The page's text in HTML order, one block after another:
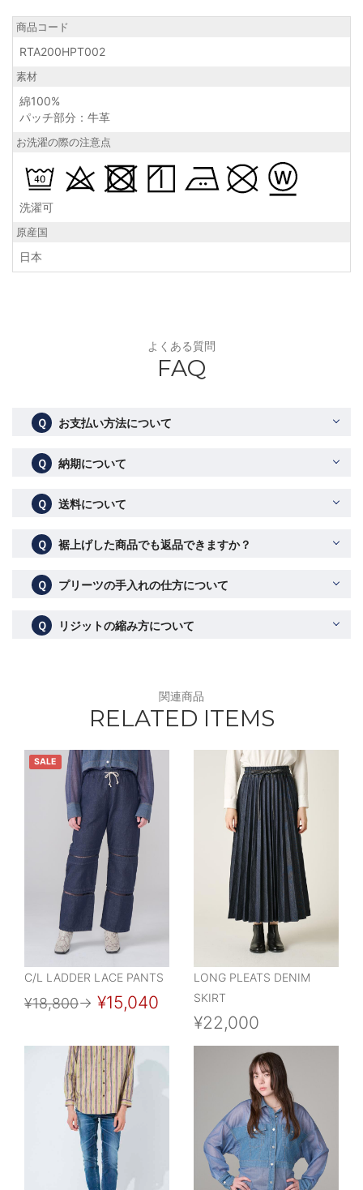
商品コード
RTA200HPT002
素材
綿100%
パッチ部分：牛革
お洗濯の際の注意点
洗濯可
原産国
日本
よくある質問
FAQ
Ｑ お支払い方法について
Ｑ 納期について
Ｑ 送料について
Ｑ 裾上げした商品でも返品できますか？
Ｑ プリーツの手入れの仕方について
Ｑ リジットの縮み方について
関連商品
RELATED ITEMS
SALE
C/L LADDER LACE PANTS
¥18,800→ ¥15,040
LONG PLEATS DENIM
SKIRT
¥22,000